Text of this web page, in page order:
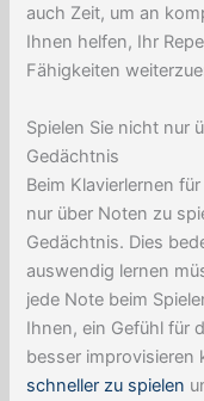
auch Zeit, um an
Ihnen helfen, Ihr
Fähigkeiten
Spielen Sie nicht nur
Gedächtnis
Beim Klavierlernen
nur über Noten zu
Gedächtnis. Dies
auswendig lernen
jede Note beim
Ihnen, ein Gefühl für
besser improvisieren
schneller zu spielen